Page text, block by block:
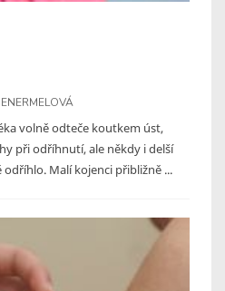
volně odteče koutkem úst,
při odříhnutí, ale někdy i delší
Malí kojenci přibližně ...